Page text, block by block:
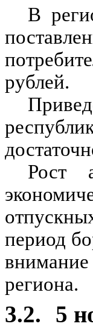
В
рублей.
Рост
период
региона.
3.2. 5